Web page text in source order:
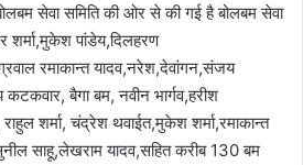
सेवा समिति की ओर से की गई है बोलबम सेवा
शर्मा,मुकेश पांडेय,दिलहरण
रमाकान्त यादव,नरेश,देवांगन,संजय
बैगा बम, नवीन भार्गव,हरीश
राहुल शर्मा, चंद्रेश थवाईत,मुकेश शर्मा,रमाकान्त
साहू,लेखराम यादव,सहित करीब 130 बम